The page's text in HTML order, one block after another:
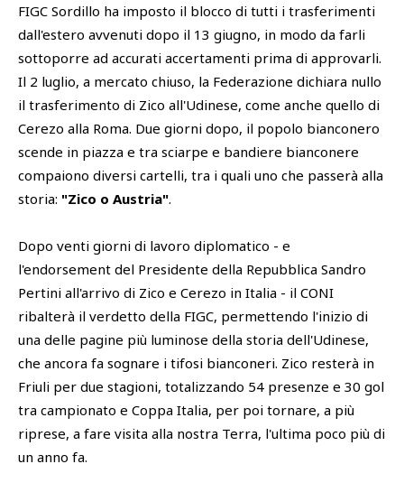
FIGC Sordillo ha imposto il blocco di tutti i trasferimenti
dall'estero avvenuti dopo il 13 giugno, in modo da farli
sottoporre ad accurati accertamenti prima di approvarli.
Il 2 luglio, a mercato chiuso, la Federazione dichiara nullo
il trasferimento di Zico all'Udinese, come anche quello di
Cerezo alla Roma. Due giorni dopo, il popolo bianconero
scende in piazza e tra sciarpe e bandiere bianconere
compaiono diversi cartelli, tra i quali uno che passerà alla
storia: "Zico o Austria".
Dopo venti giorni di lavoro diplomatico - e
l'endorsement del Presidente della Repubblica Sandro
Pertini all'arrivo di Zico e Cerezo in Italia - il CONI
ribalterà il verdetto della FIGC, permettendo l'inizio di
una delle pagine più luminose della storia dell'Udinese,
che ancora fa sognare i tifosi bianconeri. Zico resterà in
Friuli per due stagioni, totalizzando 54 presenze e 30 gol
tra campionato e Coppa Italia, per poi tornare, a più
riprese, a fare visita alla nostra Terra, l'ultima poco più di
un anno fa.